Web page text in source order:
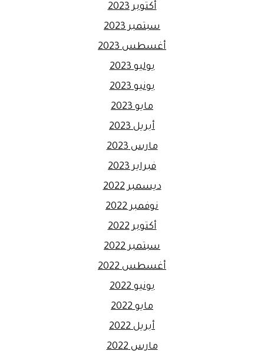
أكتوبر 2023
سبتمبر 2023
أغسطس 2023
يوليو 2023
يونيو 2023
مايو 2023
أبريل 2023
مارس 2023
فبراير 2023
ديسمبر 2022
نوفمبر 2022
أكتوبر 2022
سبتمبر 2022
أغسطس 2022
يونيو 2022
مايو 2022
أبريل 2022
مارس 2022